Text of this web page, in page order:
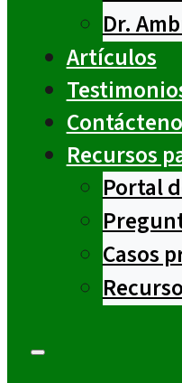
Dr.
Artículos
Recursos
Portal
Casos